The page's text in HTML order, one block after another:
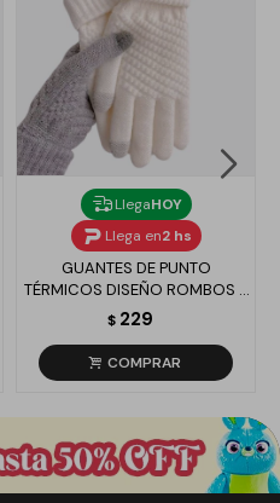
LlegaHOY
Llega en2 hs
GUANTES DE PUNTO
TÉRMICOS DISEÑO ROMBOS -
BLANCO
$ 229